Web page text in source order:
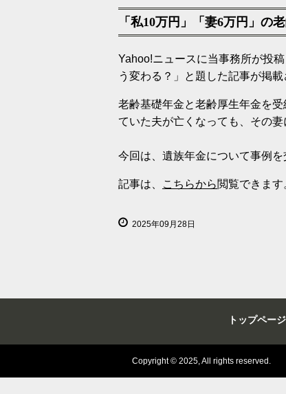
「私10万円」「妻6万円」の
Yahoo!ニュースに当事務所が投
う変わる？」と題した記事が掲載
老齢基礎年金と老齢厚生年金を
ていた夫が亡くなっても、その
今回は、遺族年金について事例を
記事は、 こちらから閲覧できます
2025年09月28日
トップページ
Copyright © 2025, All rights reserved.